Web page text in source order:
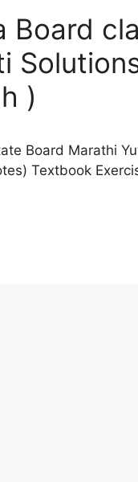
Board
)
Board Marathi
Textbook